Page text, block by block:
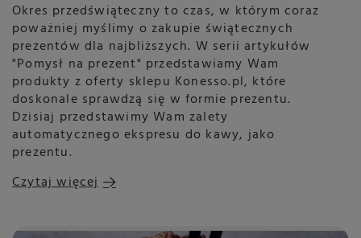
Okres przedświąteczny to czas, w którym coraz
poważniej myślimy o zakupie świątecznych
prezentów dla najbliższych. W serii artykułów
"Pomysł na prezent" przedstawiamy Wam
produkty z oferty sklepu Konesso.pl, które
doskonale sprawdzą się w formie prezentu.
Dzisiaj przedstawimy Wam zalety
automatycznego ekspresu do kawy, jako
prezentu.
Czytaj więcej